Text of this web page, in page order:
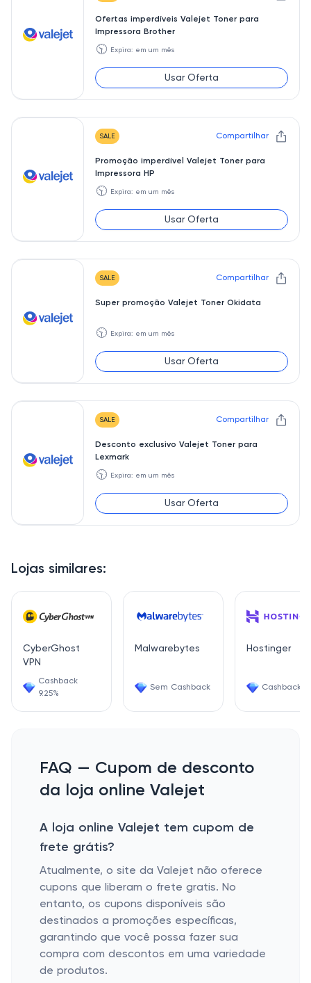
Lojas similares:
CyberGhost
VPN
Cashback
9.25%
Malwarebytes
Sem Cashback
Hostinger
Cashback
Ofertas imperdíveis Valejet Toner para
Impressora Brother
🕥 Expira: em um mês
Usar Oferta
SALE Compartilhar
Promoção imperdível Valejet Toner para
Impressora HP
🕥 Expira: em um mês
Usar Oferta
SALE Compartilhar
Super promoção Valejet Toner Okidata
🕥 Expira: em um mês
Usar Oferta
SALE Compartilhar
Desconto exclusivo Valejet Toner para
Lexmark
🕥 Expira: em um mês
Usar Oferta
FAQ — Cupom de desconto
da loja online Valejet
A loja online Valejet tem cupom de
frete grátis?
Atualmente, o site da Valejet não oferece
cupons que liberam o frete gratis. No
entanto, os cupons disponíveis são
destinados a promoções específicas,
garantindo que você possa fazer sua
compra com descontos em uma variedade
de produtos.